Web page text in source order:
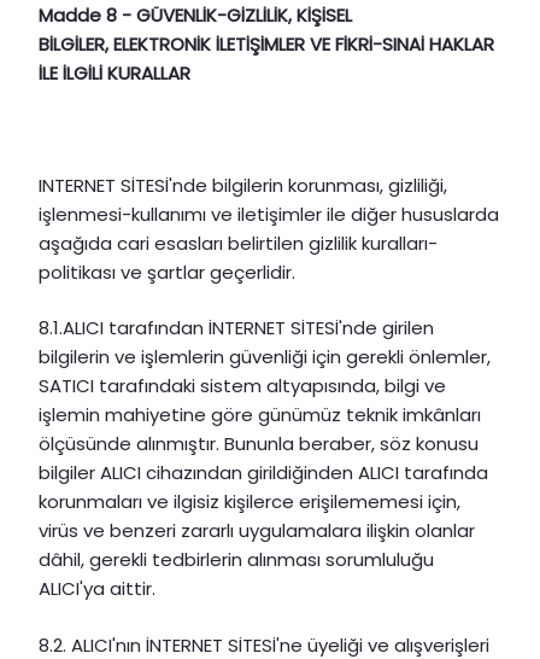
Madde 8 - GÜVENLİK-GİZLİLİK, KİŞİSEL
BİLGİLER, ELEKTRONİK İLETİŞİMLER VE FİKRİ-SINAİ HAKLAR
İLE İLGİLİ KURALLAR
INTERNET SİTESİ'nde bilgilerin korunması, gizliliği,
işlenmesi-kullanımı ve iletişimler ile diğer hususlarda
aşağıda cari esasları belirtilen gizlilik kuralları-
politikası ve şartlar geçerlidir.
8.1.ALICI tarafından İNTERNET SİTESİ'nde girilen
bilgilerin ve işlemlerin güvenliği için gerekli önlemler,
SATICI tarafındaki sistem altyapısında, bilgi ve
işlemin mahiyetine göre günümüz teknik imkânları
ölçüsünde alınmıştır. Bununla beraber, söz konusu
bilgiler ALICI cihazından girildiğinden ALICI tarafında
korunmaları ve ilgisiz kişilerce erişilememesi için,
virüs ve benzeri zararlı uygulamalara ilişkin olanlar
dâhil, gerekli tedbirlerin alınması sorumluluğu
ALICI'ya aittir.
8.2. ALICI'nın İNTERNET SİTESİ'ne üyeliği ve alışverişleri